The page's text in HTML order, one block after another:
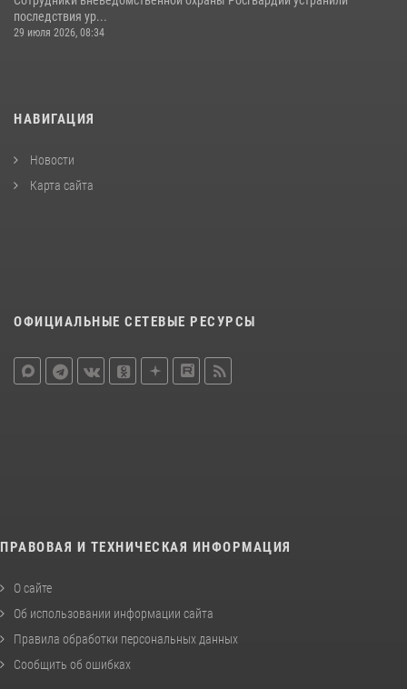
последствия ур...
29 июля 2026, 08:34
НАВИГАЦИЯ
Новости
Карта сайта
ОФИЦИАЛЬНЫЕ СЕТЕВЫЕ РЕСУРСЫ
ПРАВОВАЯ И ТЕХНИЧЕСКАЯ ИНФОРМАЦИЯ
О сайте
Об использовании информации сайта
Правила обработки персональных данных
Сообщить об ошибках